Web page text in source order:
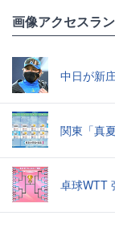
画像アクセスラ
中日が新
関東「真
卓球WTT